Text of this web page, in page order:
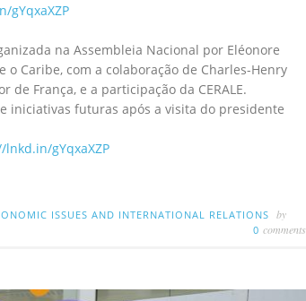
gYqxaXZP
na Assembleia Nacional por Eléonore
Caribe, com a colaboração de Charles-Henry
França, e a participação da CERALE.
iniciativas futuras após a visita do presidente
lnkd.in/gYqxaXZP
ISSUES AND INTERNATIONAL RELATIONS by
0 comments